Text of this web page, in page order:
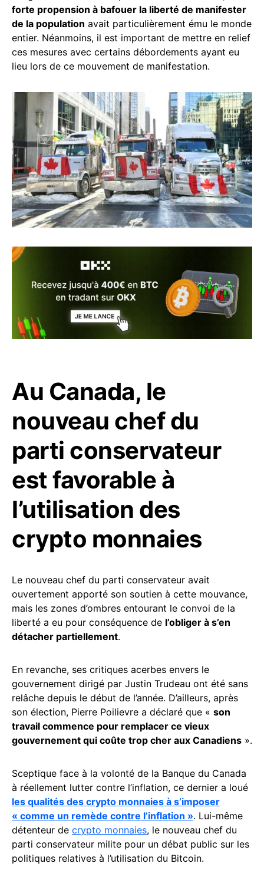
forte propension à bafouer la liberté de manifester
de la population avait particulièrement ému le monde
entier. Néanmoins, il est important de mettre en relief
ces mesures avec certains débordements ayant eu
lieu lors de ce mouvement de manifestation.
Au Canada, le
nouveau chef du
parti conservateur
est favorable à
l’utilisation des
crypto monnaies
Le nouveau chef du parti conservateur avait
ouvertement apporté son soutien à cette mouvance,
mais les zones d’ombres entourant le convoi de la
liberté a eu pour conséquence de l’obliger à s’en
détacher partiellement.
En revanche, ses critiques acerbes envers le
gouvernement dirigé par Justin Trudeau ont été sans
relâche depuis le début de l’année. D’ailleurs, après
son élection, Pierre Poilievre a déclaré que « son
travail commence pour remplacer ce vieux
gouvernement qui coûte trop cher aux Canadiens ».
Sceptique face à la volonté de la Banque du Canada
à réellement lutter contre l’inflation, ce dernier a loué
les qualités des crypto monnaies à s’imposer
« comme un remède contre l’inflation ». Lui-même
détenteur de crypto monnaies, le nouveau chef du
parti conservateur milite pour un débat public sur les
politiques relatives à l’utilisation du Bitcoin.